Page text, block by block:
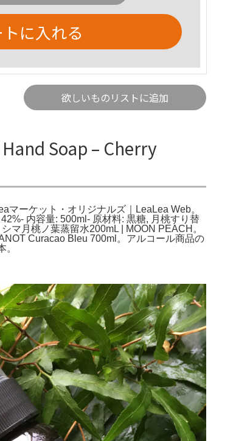
に入れる
欲しいものリストに追加
Soap – Cherry
ーケット・オリジナルズ｜LeaLea Web。
内容量: 500ml- 原材料: 黒糖, 月桃すり替
マ月桃ノ葉蒸留水200mL | MOON PEACH。
Curacao Bleu 700ml。アルコール商品の